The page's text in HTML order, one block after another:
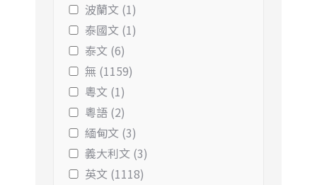
波蘭文 (1)
泰國文 (1)
泰文 (6)
無 (1159)
粵文 (1)
粵語 (2)
緬甸文 (3)
義大利文 (3)
英文 (1118)